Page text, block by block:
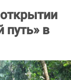
путь» в